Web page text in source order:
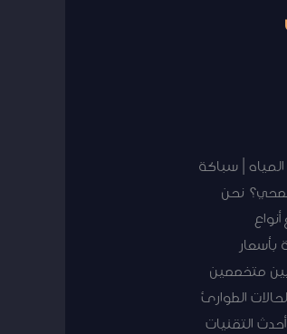
إصلاح تسربات المياه | سباكة
نحن
فنيين متخصصين
لحالات الطوارئ
التقنيات